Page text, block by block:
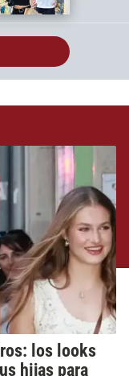
los looks
hijas para